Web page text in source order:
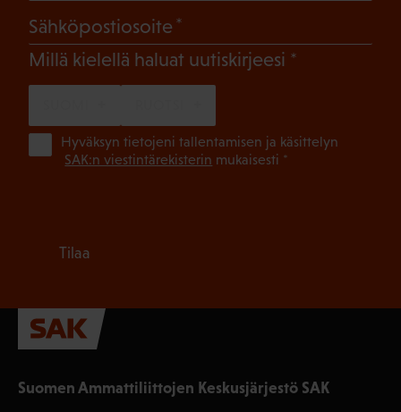
Suomen Ammattiliittojen Keskusjärjestö SAK
Sähköpostiosoite
Millä kielellä haluat uutiskirjeesi (Pakollinen)
Hyväksyn tietojeni tallentamisen ja käsittelyn
SAK:n viestintärekisterin mukaisesti *
Tilaa